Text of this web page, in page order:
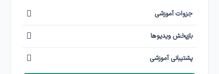
جزوات آموزشی
بازپخش ویدیوها
پشتیبانی آموزشی